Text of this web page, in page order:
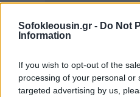
Sofokleousin.gr - Do Not
Information
If you wish to opt-out of the
processing of your personal or
targeted advertising by us,